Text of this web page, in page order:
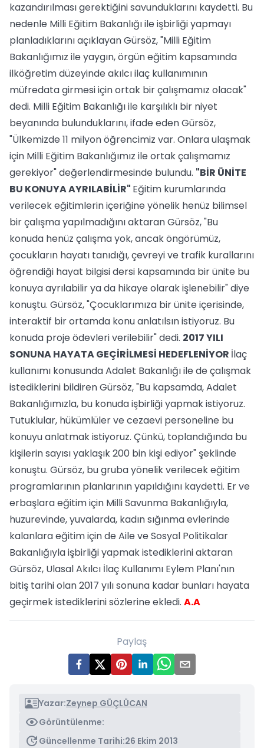
kazandırılması gerektiğini savunduklarını kaydetti. Bu
nedenle Milli Eğitim Bakanlığı ile işbirliği yapmayı
planladıklarını açıklayan Gürsöz, "Milli Eğitim
Bakanlığımız ile yaygın, örgün eğitim kapsamında
ilköğretim düzeyinde akılcı ilaç kullanımının
müfredata girmesi için ortak bir çalışmamız olacak"
dedi. Milli Eğitim Bakanlığı ile karşılıklı bir niyet
beyanında bulunduklarını, ifade eden Gürsöz,
"Ülkemizde 11 milyon öğrencimiz var. Onlara ulaşmak
için Milli Eğitim Bakanlığımız ile ortak çalışmamız
gerekiyor" değerlendirmesinde bulundu. "BİR ÜNİTE
BU KONUYA AYRILABİLİR" Eğitim kurumlarında
verilecek eğitimlerin içeriğine yönelik henüz bilimsel
bir çalışma yapılmadığını aktaran Gürsöz, "Bu
konuda henüz çalışma yok, ancak öngörümüz,
çocukların hayatı tanıdığı, çevreyi ve trafik kurallarını
öğrendiği hayat bilgisi dersi kapsamında bir ünite bu
konuya ayrılabilir ya da hikaye olarak işlenebilir" diye
konuştu. Gürsöz, "Çocuklarımıza bir ünite içerisinde,
interaktif bir ortamda konu anlatılsın istiyoruz. Bu
konuda proje ödevleri verilebilir" dedi. 2017 YILI
SONUNA HAYATA GEÇİRİLMESİ HEDEFLENİYOR İlaç
kullanımı konusunda Adalet Bakanlığı ile de çalışmak
istediklerini bildiren Gürsöz, "Bu kapsamda, Adalet
Bakanlığımızla, bu konuda işbirliği yapmak istiyoruz.
Tutuklular, hükümlüler ve cezaevi personeline bu
konuyu anlatmak istiyoruz. Çünkü, toplandığında bu
kişilerin sayısı yaklaşık 200 bin kişi ediyor" şeklinde
konuştu. Gürsöz, bu gruba yönelik verilecek eğitim
programlarının planlarının yapıldığını kaydetti. Er ve
erbaşlara eğitim için Milli Savunma Bakanlığıyla,
huzurevinde, yuvalarda, kadın sığınma evlerinde
kalanlara eğitim için de Aile ve Sosyal Politikalar
Bakanlığıyla işbirliği yapmak istediklerini aktaran
Gürsöz, Ulasal Akılcı İlaç Kullanımı Eylem Planı'nın
bitiş tarihi olan 2017 yılı sonuna kadar bunları hayata
geçirmek istediklerini sözlerine ekledi. A.A
Paylaş
Yazar:Zeynep GÜÇLÜCAN
Görüntülenme:
Güncellenme Tarihi:26 Ekim 2013